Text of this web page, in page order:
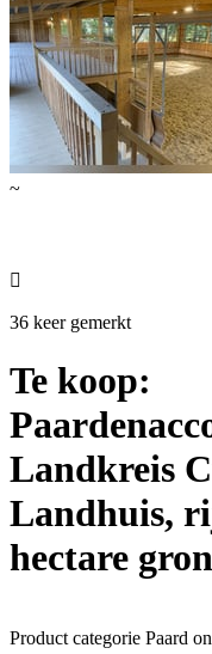
~

36 keer gemerkt
Te koop:
Landkreis
Landhuis,
hectare
Product categorie Paard